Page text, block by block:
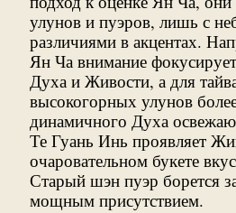
улунов и пуэров, лишь с
различиями в акцентах.
Ян Ча внимание
Духа и Живости, а для
высокогорных улунов
динамичного Духа
Те Гуань Инь проявляет
очаровательном букете
Старый шэн пуэр борется
мощным присутствием.